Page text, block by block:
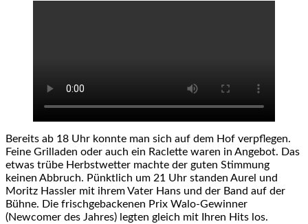
Bereits ab 18 Uhr konnte man sich auf dem Hof verpflegen.
Feine Grilladen oder auch ein Raclette waren in Angebot. Das
etwas trübe Herbstwetter machte der guten Stimmung
keinen Abbruch. Pünktlich um 21 Uhr standen Aurel und
Moritz Hassler mit ihrem Vater Hans und der Band auf der
Bühne. Die frischgebackenen Prix Walo-Gewinner
(Newcomer des Jahres) legten gleich mit Ihren Hits los.